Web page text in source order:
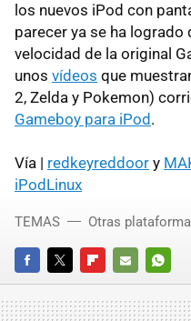
los nuevos iPod con
parecer ya se ha logrado
velocidad de la original
unos vídeos que
2, Zelda y Pokemon)
Gameboy para iPod .
Vía | redkeyreddoor y
iPodLinux
FACEBOOKTWITTERFLIPBOARD
E-
MAIL
TEMAS Otras